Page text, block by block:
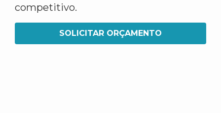
competitivo.
SOLICITAR ORÇAMENTO